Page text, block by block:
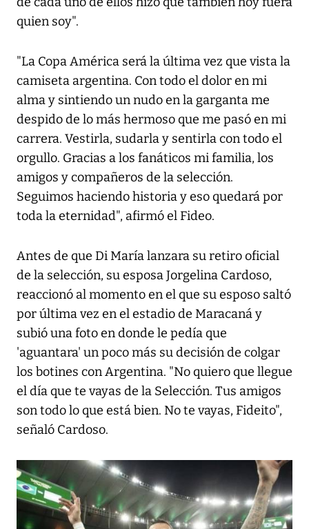
quien soy".
"La Copa América será la última vez que vista la
camiseta argentina. Con todo el dolor en mi
alma y sintiendo un nudo en la garganta me
despido de lo más hermoso que me pasó en mi
carrera. Vestirla, sudarla y sentirla con todo el
orgullo. Gracias a los fanáticos mi familia, los
amigos y compañeros de la selección.
Seguimos haciendo historia y eso quedará por
toda la eternidad", afirmó el Fideo.
Antes de que Di María lanzara su retiro oficial
de la selección, su esposa Jorgelina Cardoso,
reaccionó al momento en el que su esposo saltó
por última vez en el estadio de Maracaná y
subió una foto en donde le pedía que
'aguantara' un poco más su decisión de colgar
los botines con Argentina. "No quiero que llegue
el día que te vayas de la Selección. Tus amigos
son todo lo que está bien. No te vayas, Fideito",
señaló Cardoso.